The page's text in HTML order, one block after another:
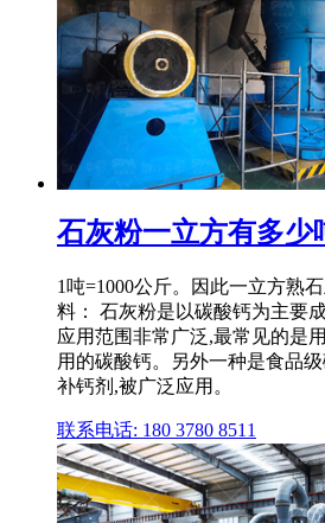
石灰粉一立方有多少
1吨=1000公斤。因此一立方熟
料： 石灰粉是以碳酸钙为主要
应用范围非常广泛,最常见的是
用的碳酸钙。另外一种是食品
补钙剂,被广泛应用。
联系电话: 180 3780 8511